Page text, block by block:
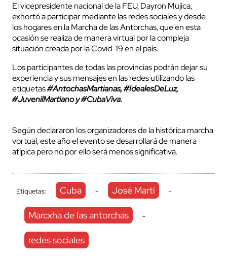
El vicepresidente nacional de la FEU, Dayron Mujica,
exhortó a participar mediante las redes sociales y desde
los hogares en la Marcha de las Antorchas, que en esta
ocasión se realiza de manera virtual por la compleja
situación creada por la Covid-19 en el país.
Los participantes de todas las provincias podrán dejar su
experiencia y sus mensajes en las redes utilizando las
etiquetas#AntochasMartianas, #IdealesDeLuz,
#JuvenilMartiano y #CubaViva.
Según declararon los organizadores de la histórica marcha
vortual, este año el evento se desarrollará de manera
atípica pero no por ello será menos significativa.
Etiquetas: Cuba - José Martí -
Marcxha de las antorchas -
redes sociales